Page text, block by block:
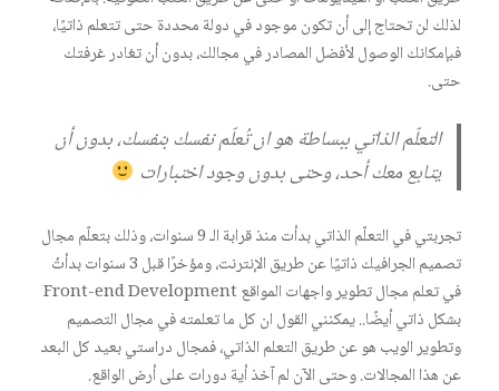
لذلك لن تحتاج إلى أن تكون موجود في دولة محددة حتى تتعلم ذاتيًا،
فبإمكانك الوصول لأفضل المصادر في مجالك، بدون أن تغادر غرفتك
حتى.
التعلّم الذاتي ببساطة هو ان تُعلّم نفسك بنفسك، بدون أن
يتابع معك أحد، وحتى بدون وجود اختبارات
تجربتي في التعلّم الذاتي بدأت منذ قرابة الـ 9 سنوات، وذلك بتعلّم مجال
تصميم الجرافيك ذاتيًا عن طريق الإنترنت، ومؤخرًا قبل 3 سنوات بدأتُ
في تعلم مجال تطوير واجهات المواقع Front-end Development
بشكل ذاتي أيضًا.. يمكنني القول ان كل ما تعلمته في مجال التصميم
وتطوير الويب هو عن طريق التعلم الذاتي، فمجال دراستي بعيد كل البعد
عن هذا المجالات. وحتى الآن لم آخذ أية دورات على أرض الواقع.